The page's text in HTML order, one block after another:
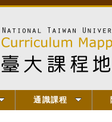
通識課程